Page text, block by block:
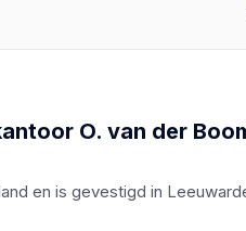
O. van der
en is gevestigd in